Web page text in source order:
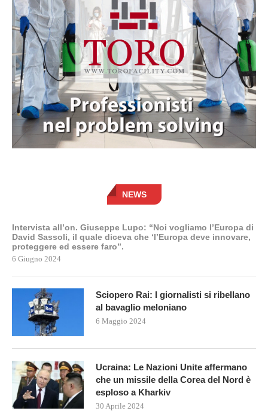
NEWS
Intervista all’on. Giuseppe Lupo: “Noi vogliamo l’Europa di
David Sassoli, il quale diceva che ‘l’Europa deve innovare,
proteggere ed essere faro”.
6 Giugno 2024
Sciopero Rai: I giornalisti si ribellano
al bavaglio meloniano
6 Maggio 2024
Ucraina: Le Nazioni Unite affermano
che un missile della Corea del Nord è
esploso a Kharkiv
30 Aprile 2024